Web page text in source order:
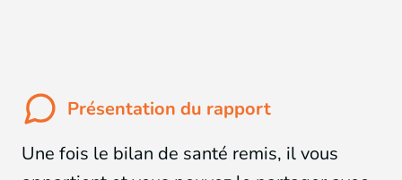
Présentation du rapport
Une fois le bilan de santé remis, il vous